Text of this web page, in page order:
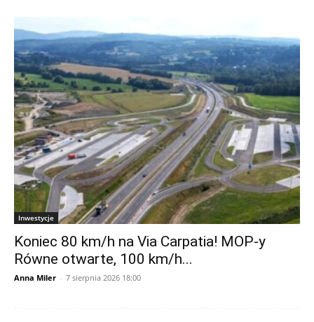
Inwestycje
Koniec 80 km/h na Via Carpatia! MOP-y
Równe otwarte, 100 km/h...
Anna Miler - 7 sierpnia 2026 18:00